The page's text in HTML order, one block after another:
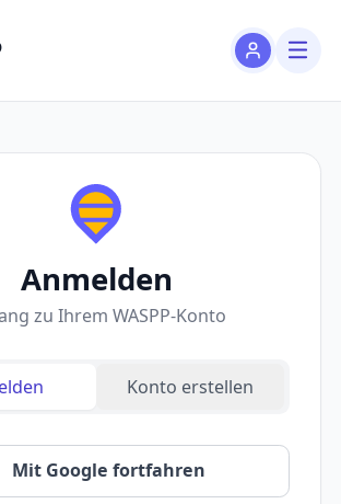
Anmelden
zu Ihrem WASPP-Konto
Konto erstellen
Mit Google fortfahren